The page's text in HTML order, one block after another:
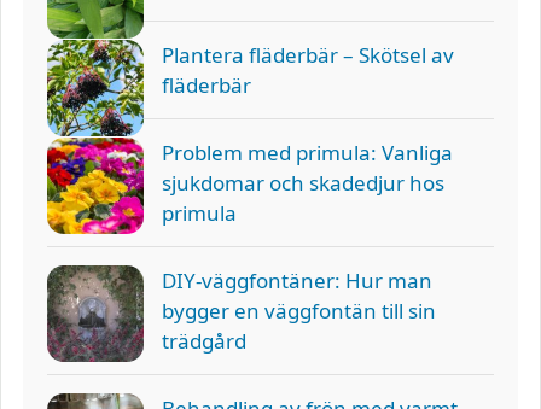
Plantera fläderbär – Skötsel av
fläderbär
Problem med primula: Vanliga
sjukdomar och skadedjur hos
primula
DIY-väggfontäner: Hur man
bygger en väggfontän till sin
trädgård